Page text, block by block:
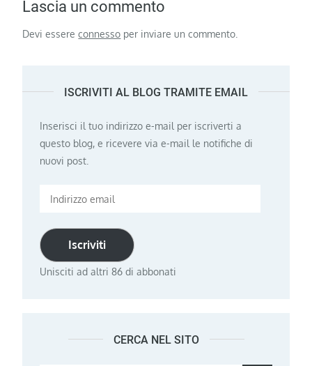
Lascia un commento
Devi essereconnesso per inviare un commento.
ISCRIVITI AL BLOG TRAMITE EMAIL
Inserisci il tuo indirizzo e-mail per iscriverti a
questo blog, e ricevere via e-mail le notifiche di
nuovi post.
Indirizzo
Iscriviti
Unisciti ad altri 86 di abbonati
CERCA NEL SITO